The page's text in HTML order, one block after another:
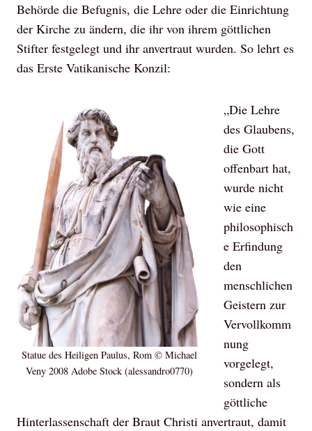
Behörde die Befugnis, die Lehre oder die Einrichtung
der Kirche zu ändern, die ihr von ihrem göttlichen
Stifter festgelegt und ihr anvertraut wurden. So lehrt es
das Erste Vatikanische Konzil:
Statue des Heiligen Paulus, Rom © Michael
Veny 2008 Adobe Stock (alessandro0770)
„Die Lehre
des Glaubens,
die Gott
offenbart hat,
wurde nicht
wie eine
philosophisch
e Erfindung
den
menschlichen
Geistern zur
Vervollkomm
nung
vorgelegt,
sondern als
göttliche
Hinterlassenschaft der Braut Christi anvertraut, damit